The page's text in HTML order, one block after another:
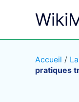
Accueil /
pratiques